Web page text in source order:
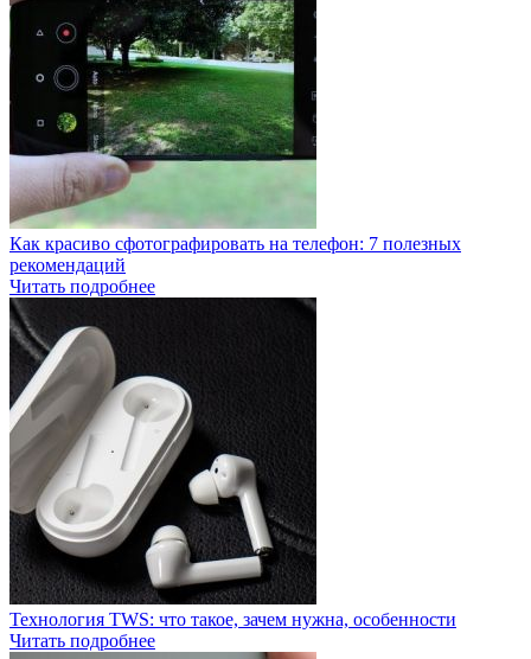
Как красиво сфотографировать на телефон: 7 полезных
рекомендаций
Читать подробнее
Технология TWS: что такое, зачем нужна, особенности
Читать подробнее